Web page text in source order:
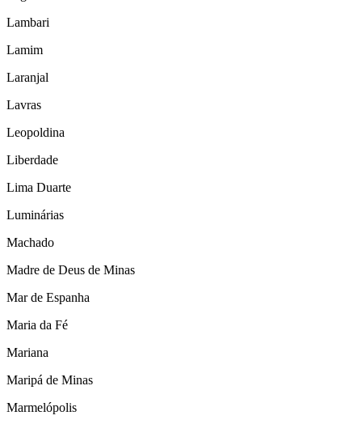
Lambari
Lamim
Laranjal
Lavras
Leopoldina
Liberdade
Lima Duarte
Luminárias
Machado
Madre de Deus de Minas
Mar de Espanha
Maria da Fé
Mariana
Maripá de Minas
Marmelópolis